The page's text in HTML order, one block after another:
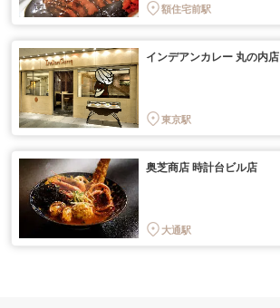
額住宅前駅
インデアンカレー 丸の内店
東京駅
奥芝商店 時計台ビル店
大通駅